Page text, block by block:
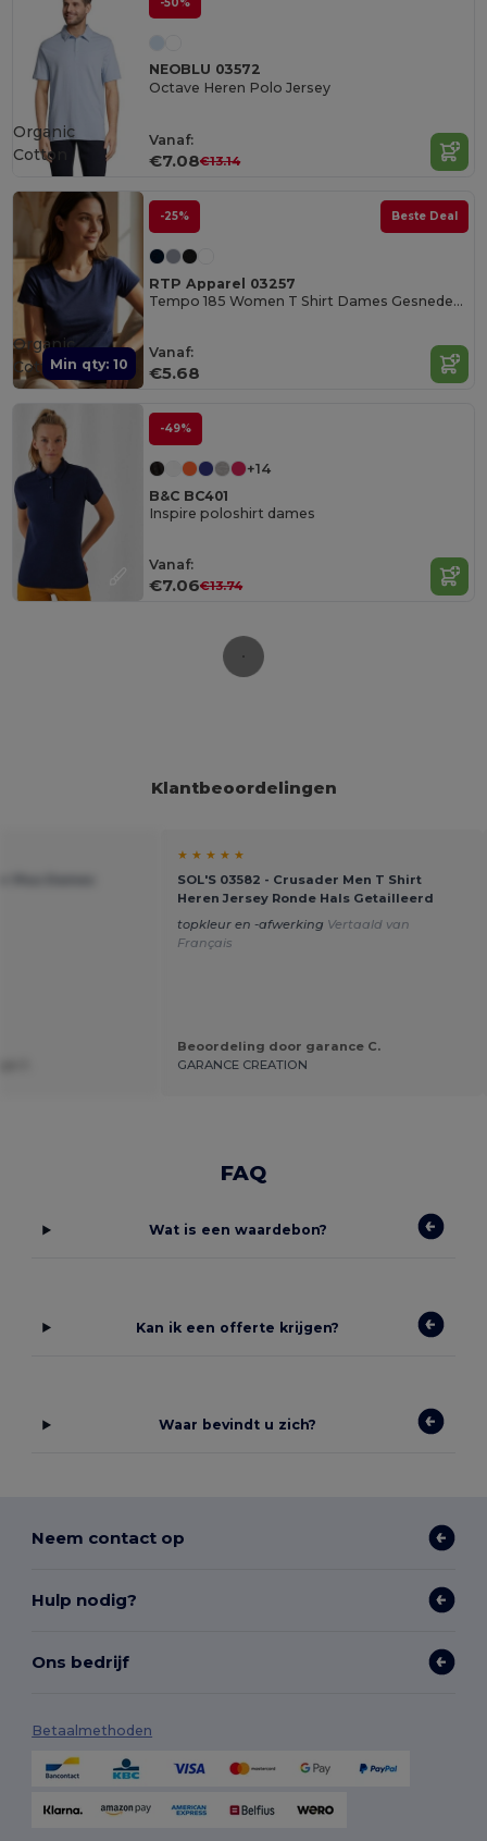
NEOBLU 03572
Octave Heren Polo Jersey
Vanaf:
€7.08€13.14
Min qty: 10
Organic
Cotton
-25% Beste Deal
RTP Apparel 03257
Tempo 185 Women T Shirt Dames Gesneden Genaaid Korte Mouwen
Vanaf:
€5.68
Organic
Cotton
-49%
+14
B&C BC401
Inspire poloshirt dames
Vanaf:
€7.06€13.74
Klantbeoordelingen
★ ★ ★ ★ ★
SOL'S 03582 - Crusader Men T Shirt
Heren Jersey Ronde Hals Getailleerd
topkleur en -afwerking Vertaald van
Français
Beoordeling door garance C.
GARANCE CREATION
FAQ
Wat is een waardebon?
Kan ik een offerte krijgen?
Waar bevindt u zich?
Neem contact op
Hulp nodig?
Ons bedrijf
Betaalmethoden